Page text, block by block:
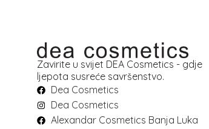
Zavirite u svijet DEA Cosmetics - gdje
ljepota susreće savršenstvo.
Dea Cosmetics
Dea Cosmetics
Alexandar Cosmetics Banja Luka